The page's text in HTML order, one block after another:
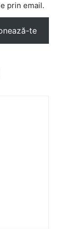
prin email.
te